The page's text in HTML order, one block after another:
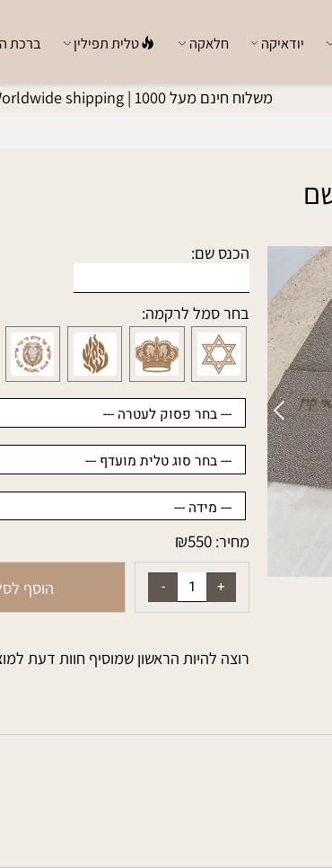
משלוח חינם מעל 1000 | Worldwide shipping
חלאקה טלית תפילין ברכת
הכנס שם:
בחר סמל לרקמה:
מחיר: ₪550
הוסף לסל